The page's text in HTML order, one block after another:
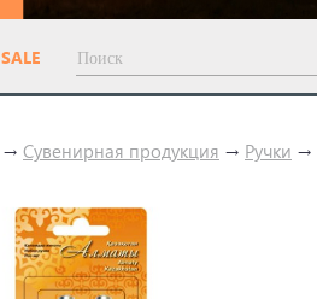
SALE
→ Сувенирная продукция → Ручки →